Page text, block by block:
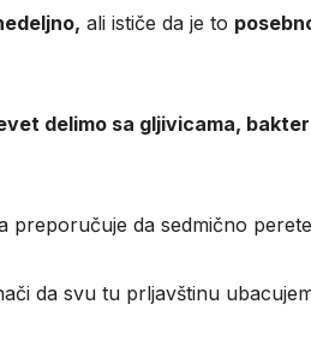
ali ističe da je to
delimo sa gljivicama,
preporučuje da sedmično
da svu tu prljavštinu